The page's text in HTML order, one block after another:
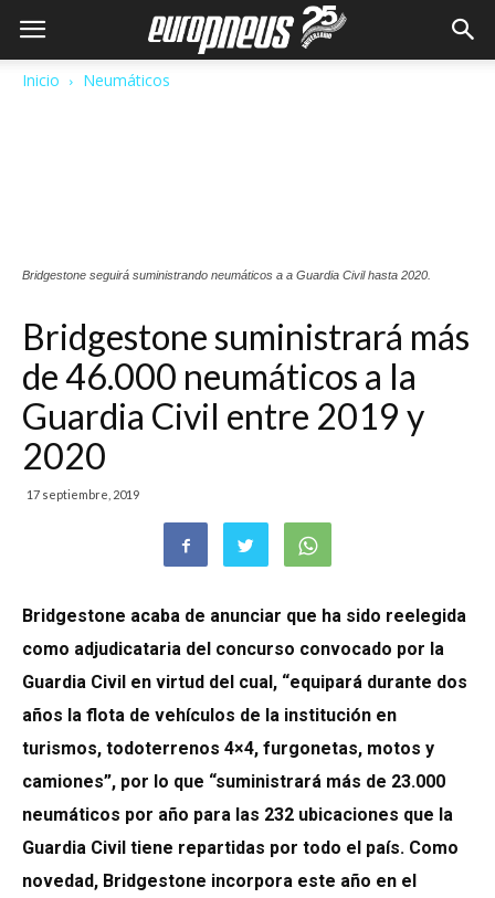
Inicio Neumáticos
Bridgestone seguirá suministrando neumáticos a a Guardia Civil hasta 2020.
Bridgestone suministrará más
de 46.000 neumáticos a la
Guardia Civil entre 2019 y
2020
17 septiembre, 2019
Bridgestone acaba de anunciar que ha sido reelegida
como adjudicataria del concurso convocado por la
Guardia Civil en virtud del cual, “equipará durante dos
años la flota de vehículos de la institución en
turismos, todoterrenos 4×4, furgonetas, motos y
camiones”, por lo que “suministrará más de 23.000
neumáticos por año para las 232 ubicaciones que la
Guardia Civil tiene repartidas por todo el país. Como
novedad, Bridgestone incorpora este año en el